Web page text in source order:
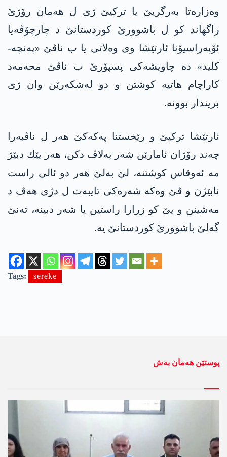
وەزارەتا به‌رگریێ یا ترکیێ ژی ل هه‌مان رۆژێ
راگهاند کو ل باشوورێ کوردستانێ د چارچۆڤەیا
ئۆپەراسیۆنا ئارتێشا وی وەلاتی یا ب ناڤێ «پەنچە-
کلید» دە چاویشەکی پسپۆرێ ب ناڤێ محه‌مه‌د
کاراچام هاتیە کوشتن و دو له‌شكه‌رێن وان ژی
بریندار بوونە.
ئارتێشا تركیێ و رێخستنا په‌كه‌كێ هه‌ر ل ناڤبه‌را
چه‌ند رۆژان ئامارێن شه‌ر به‌لاڤ دكن، هه‌ر یێك دبێژ
مه‌ ئه‌وقاس كوشتنه‌، لێ به‌لێ هه‌ر دو ئالی راست
نابێژن و ڤێ وه‌كه‌ شه‌ره‌كی تایبه‌ت ل دژی هه‌ڤ د
مه‌شینن و یێ كو زرارا راستین یا شه‌ر دبینه‌، ته‌نێ
گه‌لێ باشوورێ كوردستانێ یه‌.
Tags: sereke
پوستێن ھەمان بەش